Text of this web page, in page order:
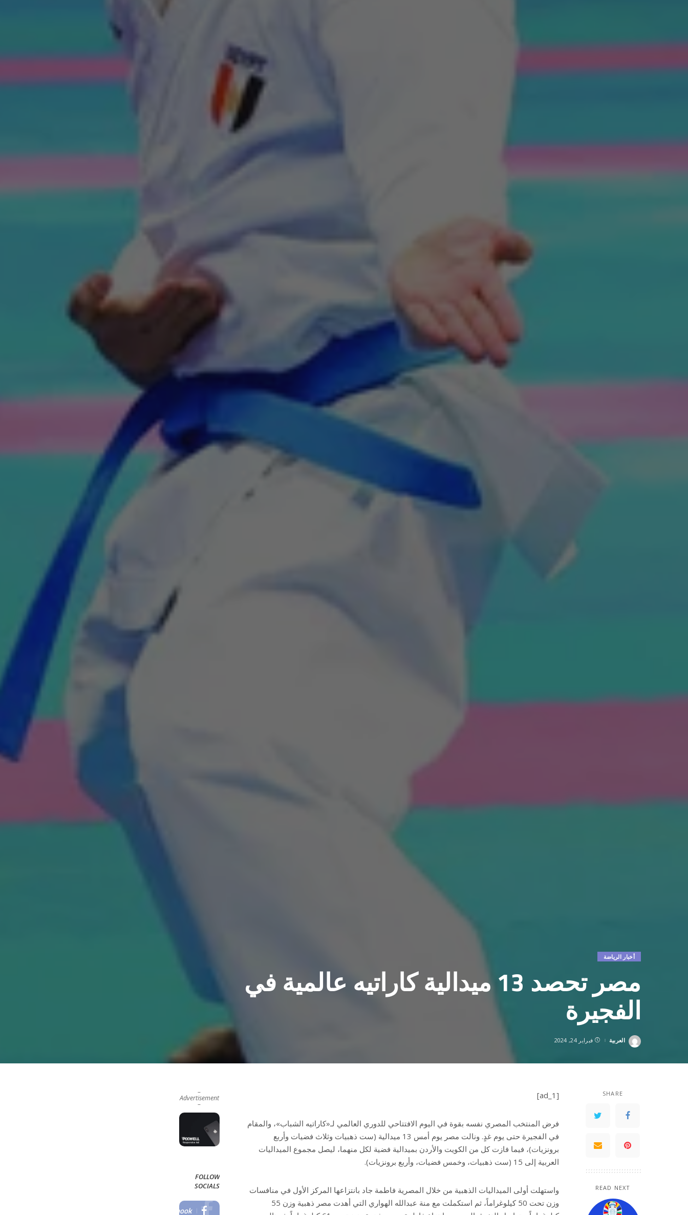
أخبار الرياضة
مصر تحصد 13 ميدالية كاراتيه عالمية في
الفجيرة
Posted
العربية فبراير 24, 2024
SHARE
READ NEXT
[ad_1]
فرض المنتخب المصري نفسه بقوة في اليوم الافتتاحي للدوري العالمي لـ«كاراتيه الشباب»، والمقام
في الفجيرة حتى يوم غدٍ. ونالت مصر يوم أمس 13 ميدالية (ست ذهبيات وثلاث فضيات وأربع
برونزيات)، فيما فازت كل من الكويت والأردن بميدالية فضية لكل منهما، ليصل مجموع الميداليات
العربية إلى 15 (ست ذهبيات، وخمس فضيات، وأربع برونزيات).
واستهلت أولى الميداليات الذهبية من خلال المصرية فاطمة جاد بانتزاعها المركز الأول في منافسات
وزن تحت 50 كيلوغراماً، ثم استكملت مع منة عبدالله الهواري التي أهدت مصر ذهبية وزن 55
–
Advertisement
–
FOLLOW
SOCIALS
Facebook